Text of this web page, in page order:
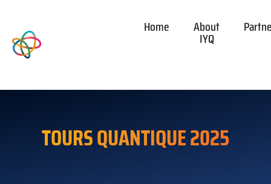
Home About
IYQ
TOURS QUANTIQUE 2025